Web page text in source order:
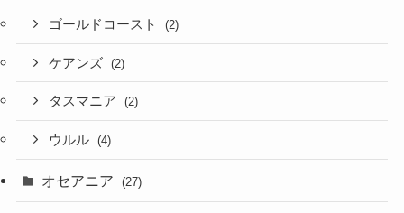
ゴールドコースト (2)
ケアンズ (2)
タスマニア (2)
ウルル (4)
オセアニア (27)